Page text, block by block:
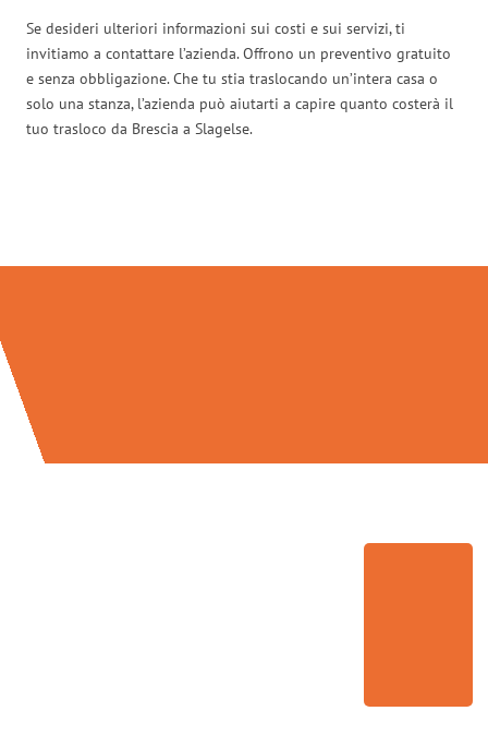
Se desideri ulteriori informazioni sui costi e sui servizi, ti
invitiamo a contattare l’azienda. Offrono un preventivo gratuito
e senza obbligazione. Che tu stia traslocando un’intera casa o
solo una stanza, l’azienda può aiutarti a capire quanto costerà il
tuo trasloco da Brescia a Slagelse.